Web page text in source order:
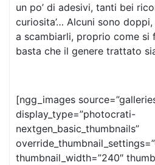
un po’ di adesivi, tanti bei
curiosita’… Alcuni sono
a scambiarli, proprio come si
basta che il genere trattato
[ngg_images
display_type=”photocrati-
nextgen_basic_thumbnails”
thumbnail_width=”240″